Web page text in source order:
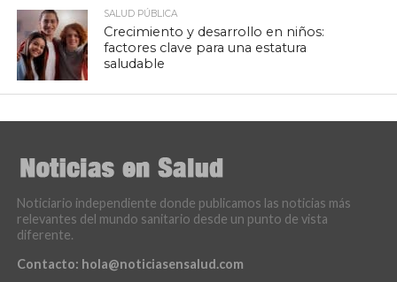
SALUD PÚBLICA
Crecimiento y desarrollo en niños:
factores clave para una estatura
saludable
Noticiario independiente donde publicamos las noticias más
relevantes del mundo sanitario desde un punto de vista
diferente.
Contacto: hola@noticiasensalud.com